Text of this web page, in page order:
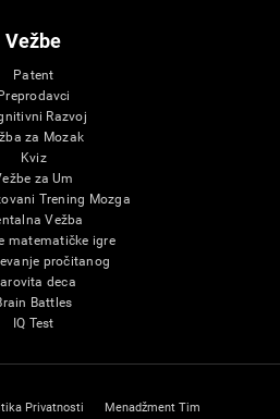
Vežbe
Patent
Preprodavci
Razvoj
za Mozak
Kviz
za Um
Trening Mozga
Vežba
matematičke igre
pročitanog
deca
Battles
IQ Test
Privatnosti Menadžment Tim